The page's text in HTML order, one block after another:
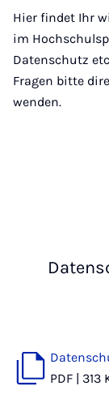
Hier findet Ihr
im
Datenschutz
Fragen bitte
wenden.
PDF | 313